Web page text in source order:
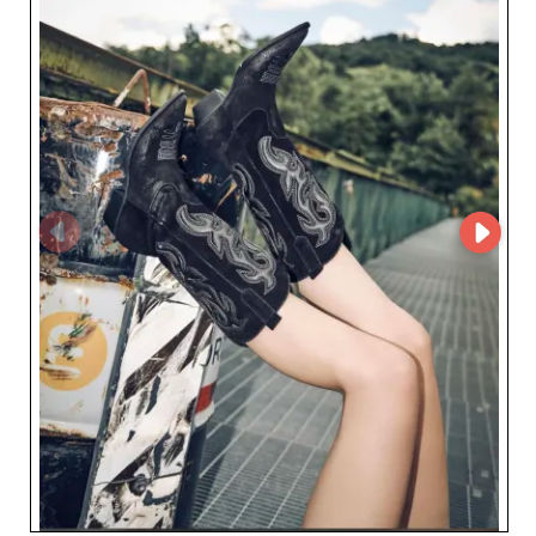
beneficiano di un servizio clienti attento,
dell’elaborazione rapida degli ordini e di consegne
puntuali, facilitando la gestione delle scorte e il regolare
rinnovo delle collezioni. Scegliere E Vitale Shoes GmbH
significa collaborare con un partner europeo serio ed
esperto, che comprende le esigenze del mercato del
prêt-à-porter femminile e affianca i suoi clienti nel loro
sviluppo. Affidati a E Vitale Shoes GmbH per dare slancio
alla tua offerta, conquistare la tua clientela e rendere la
tua attività un punto di riferimento della moda
femminile in Europa.